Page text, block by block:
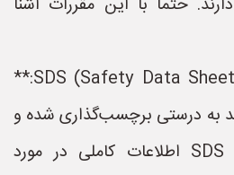
حتماً با این مقررات آشنا
* **برچسب‌گذاری و SDS (Safety Data Sheet):**
به درستی برچسب‌گذاری شده و
همراه با SDS باشند. SDS اطلاعات کاملی در مورد